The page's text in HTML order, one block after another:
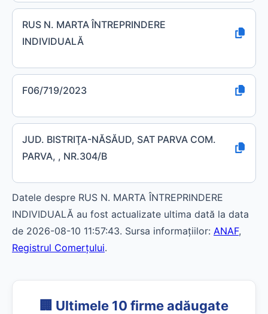
RUS N. MARTA ÎNTREPRINDERE
INDIVIDUALĂ
F06/719/2023
JUD. BISTRIŢA-NĂSĂUD, SAT PARVA COM.
PARVA, , NR.304/B
Datele despre RUS N. MARTA ÎNTREPRINDERE
INDIVIDUALĂ au fost actualizate ultima dată la data
de 2026-08-10 11:57:43. Sursa informațiilor: ANAF,
Registrul Comerțului.
🏢 Ultimele 10 firme adăugate